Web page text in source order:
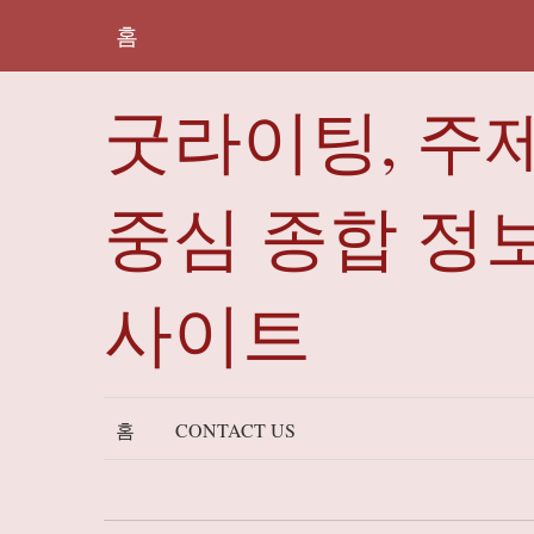
홈
굿라이팅, 주
중심 종합 정
사이트
홈 CONTACT US